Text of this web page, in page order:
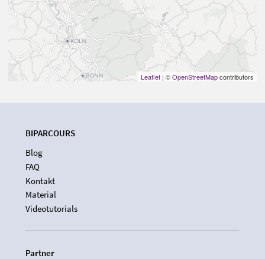
Leaflet | ©OpenStreetMapcontributors
BIPARCOURS
Blog
FAQ
Kontakt
Material
Videotutorials
Partner